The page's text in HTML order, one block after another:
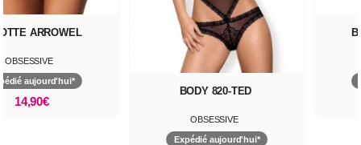
ARROWEL
OBSESSIVE
aujourd'hui*
14,90€
BODY 820-TED
OBSESSIVE
Expédié aujourd'hui*